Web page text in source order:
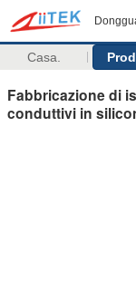
Casa.
Fabbricazione di
conduttivi in